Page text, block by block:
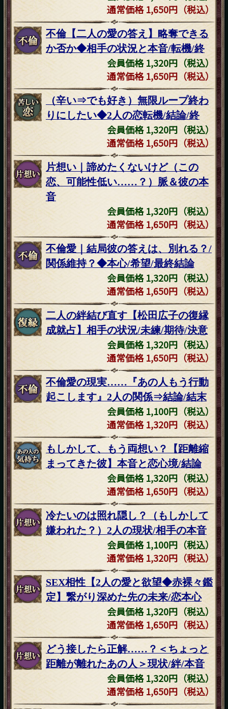
通常価格 1,650円（税込）
不倫【二人の愛の答え】略奪できる
か否か◆相手の状況と本音/転機/終
会員価格 1,320円（税込）
通常価格 1,650円（税込）
（辛い⇒でも好き）無限ループ終わ
りにしたい◆2人の恋転機/結論/終
会員価格 1,320円（税込）
通常価格 1,650円（税込）
片想い｜諦めたくないけど（この
恋、可能性低い……？）脈＆彼の本
音
会員価格 1,320円（税込）
通常価格 1,650円（税込）
不倫愛｜結局彼の答えは、別れる？/
関係維持？◆本心/希望/最終結論
会員価格 1,320円（税込）
通常価格 1,650円（税込）
二人の絆結び直す【松田広子の復縁
成就占】相手の状況/未練/期待/決意
会員価格 1,320円（税込）
通常価格 1,650円（税込）
不倫愛の現実……『あの人もう行動
起こします』2人の関係⇒結論/結末
会員価格 1,100円（税込）
通常価格 1,320円（税込）
もしかして、もう両想い？【距離縮
まってきた彼】本音と恋心境/結論
会員価格 1,320円（税込）
通常価格 1,650円（税込）
冷たいのは照れ隠し？（もしかして
嫌われた？）2人の現状/相手の本音
会員価格 1,100円（税込）
通常価格 1,320円（税込）
SEX相性【2人の愛と欲望◆赤裸々鑑
定】繋がり深めた先の未来/恋本心
会員価格 1,320円（税込）
通常価格 1,650円（税込）
どう接したら正解……？＜ちょっと
距離が離れたあの人＞現状/絆/本音
会員価格 1,320円（税込）
通常価格 1,650円（税込）